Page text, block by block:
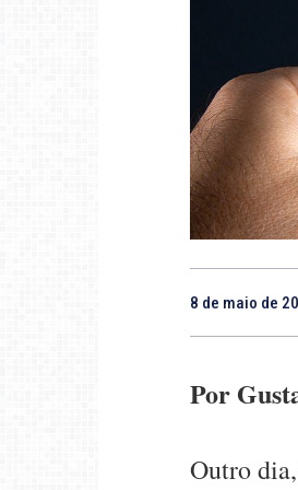
8 de maio de
Por
Outro